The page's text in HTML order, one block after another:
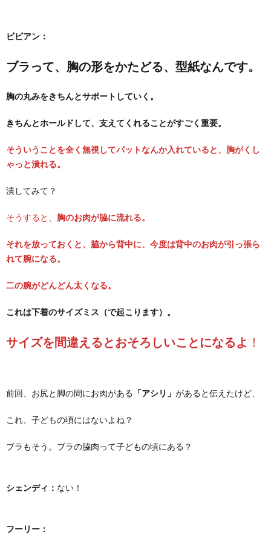
ビビアン：
ブラって、胸の形をかたどる、型紙なんです。
胸の丸みをきちんとサポートしていく。
きちんとホールドして、支えてくれることがすごく重要。
そういうことを全く無視してパットなんか入れていると、胸がくし
ゃっと潰れる。
潰してみて？
そうすると、 胸のお肉が脇に流れる。
それを放っておくと、脇から背中に、今度は背中のお肉が引っ張ら
れて腕になる。
二の腕がどんどん太くなる。
これは下着のサイズミス（で起こります）。
サイズを間違えるとおそろしいことになるよ ！
前回、お尻と脚の間にお肉がある 「アシリ」 があると伝えたけど、
これ、子どもの頃にはないよね？
ブラもそう。ブラの脇肉って子どもの頃にある？
シェンディ： ない！
フーリー：